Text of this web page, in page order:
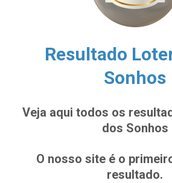
Resultado
Sonhos
Veja aqui todos os
dos Sonhos
O nosso site é o
resultado.